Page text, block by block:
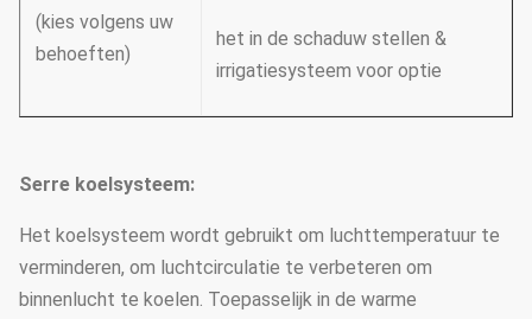
(kies volgens uw
behoeften)
het in de schaduw stellen &
irrigatiesysteem voor optie
Serre koelsysteem:
Het koelsysteem wordt gebruikt om luchttemperatuur te
verminderen, om luchtcirculatie te verbeteren om
binnenlucht te koelen. Toepasselijk in de warme